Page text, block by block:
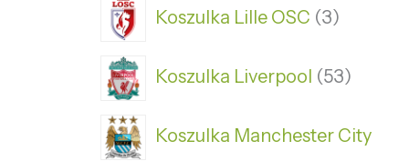
Koszulka Lille OSC 3
Koszulka Liverpool 53
Koszulka Manchester City